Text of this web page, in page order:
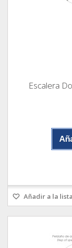
Escalera
Añadir a la